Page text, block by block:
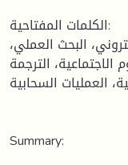
الكلمات المفتاحية:
البحث العملي،
الاجتماعية، الترجمة
العمليات السحابية.
Summary: